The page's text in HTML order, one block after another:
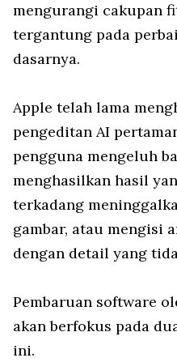
mengurangi cakupan
tergantung pada
dasarnya.
Apple telah lama
pengeditan AI
pengguna mengeluh
menghasilkan hasil
terkadang
gambar, atau mengisi
dengan detail yang
Pembaruan software
akan berfokus pada
ini.